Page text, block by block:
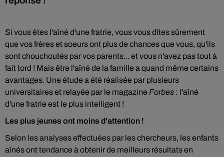
Si vous êtes l'aîné d'une fratrie, vous vous dîtes sûrement
que vos frères et soeurs ont plus de chances que vous, qu'ils
sont chouchoutés par vos parents... et vous n'avez pas tout à
fait tord ! Mais être l'aîné de la famille a quand même certains
avantages. Une étude a été réalisée par plusieurs
universitaires et relayée par le magazine Forbes : l'aîné
d'une fratrie est le plus intelligent !
Les plus jeunes ont moins d'attention !
Selon les analyses effectuées par les chercheurs, les enfants
aînés ont tendance à obtenir de meilleurs résultats en